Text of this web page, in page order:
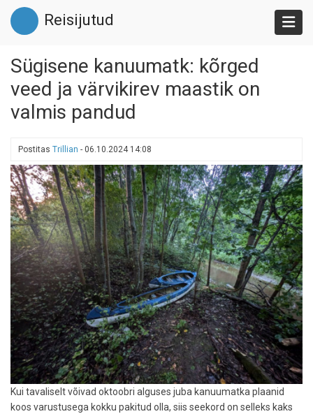
Liigu
edasi
põhisisu
Reisijutud
Sügisene kanuumatk: kõrged
veed ja värvikirev maastik on
valmis pandud
Postitas Trillian - 06.10.2024 14:08
Kui tavaliselt võivad oktoobri alguses juba kanuumatka plaanid
koos varustusega kokku pakitud olla, siis seekord on selleks kaks